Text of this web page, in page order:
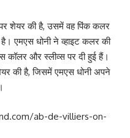
पर शेयर की है, उसमें वह पिंक कलर
एमएस धोनी ने व्हाइट कलर की
कॉलर और स्लीव्स पर दी हुई हैं।
शेयर की है, जिसमें एमएस धोनी अपने
ab-de-villiers-on-